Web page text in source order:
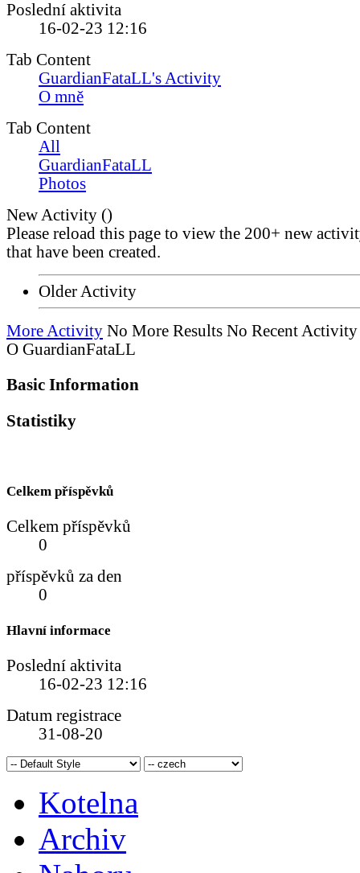
Poslední aktivita
16-02-23 12:16
Tab Content
GuardianFataLL's Activity
O mně
Tab Content
All
GuardianFataLL
Photos
New Activity ()
Please reload this page to view the 200+ new
that have been created.
Older Activity
More Activity No More Results No Recent Activity
O GuardianFataLL
Basic Information
Statistiky
Celkem příspěvků
Celkem příspěvků
0
příspěvků za den
0
Hlavní informace
Poslední aktivita
16-02-23 12:16
Datum registrace
31-08-20
Kotelna
Archiv